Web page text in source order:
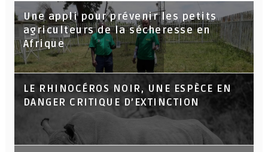
Une appli pour prévenir les petits
agriculteurs de la sécheresse en
Afrique
LE RHINOCÉROS NOIR, UNE ESPÈCE EN
DANGER CRITIQUE D’EXTINCTION